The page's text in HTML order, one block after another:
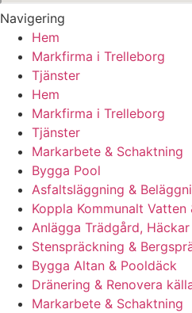
Navigering
Hem
Markfirma i Trelleborg
Tjänster
Hem
Markfirma i Trelleborg
Tjänster
Markarbete & Schaktning
Bygga Pool
Asfaltsläggning &
Koppla Kommunalt Vatten
Anlägga Trädgård,
Stenspräckning &
Bygga Altan & Pooldäck
Dränering & Renovera
Markarbete & Schaktning